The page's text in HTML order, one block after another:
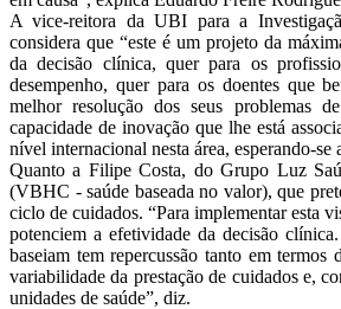
A vice-reitora da UBI para a
considera que “este é um projeto da
da decisão clínica, quer para os
desempenho, quer para os doentes que
melhor resolução dos seus problemas
capacidade de inovação que lhe está
nível internacional nesta área, esperando-
Quanto a Filipe Costa, do Grupo Luz
(VBHC - saúde baseada no valor), que
ciclo de cuidados. “Para implementar esta
potenciem a efetividade da decisão
baseiam tem repercussão tanto em
variabilidade da prestação de cuidados e,
unidades de saúde”, diz.